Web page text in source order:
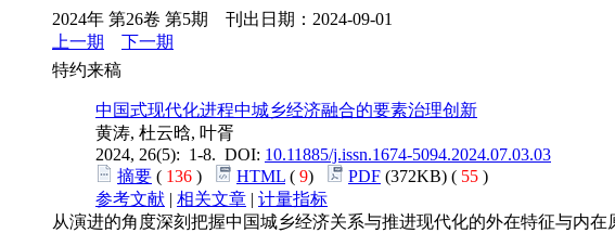
2024年 第26卷 第5期 刊出日期：2024-09-01
上一期
下一期
特约来稿
中国式现代化进程中城乡经济融合的要素治理创新
黄涛, 杜云晗, 叶胥
2024, 26(5): 1-8. DOI: 10.11885/j.issn.1674-5094.2024.07.03.03
摘要 ( 136 ) HTML ( 9) PDF (372KB) ( 55 )
参考文献 | 相关文章 | 计量指标
从演进的角度深刻把握中国城乡经济关系与推进现代化的外在特征与内